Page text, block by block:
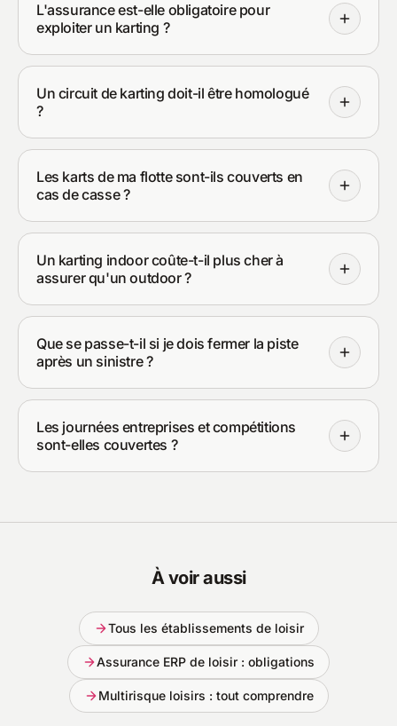
L'assurance est-elle obligatoire pour
exploiter un karting ?
Un circuit de karting doit-il être homologué
?
Les karts de ma flotte sont-ils couverts en
cas de casse ?
Un karting indoor coûte-t-il plus cher à
assurer qu'un outdoor ?
Que se passe-t-il si je dois fermer la piste
après un sinistre ?
Les journées entreprises et compétitions
sont-elles couvertes ?
À voir aussi
Tous les établissements de loisir
Assurance ERP de loisir : obligations
Multirisque loisirs : tout comprendre